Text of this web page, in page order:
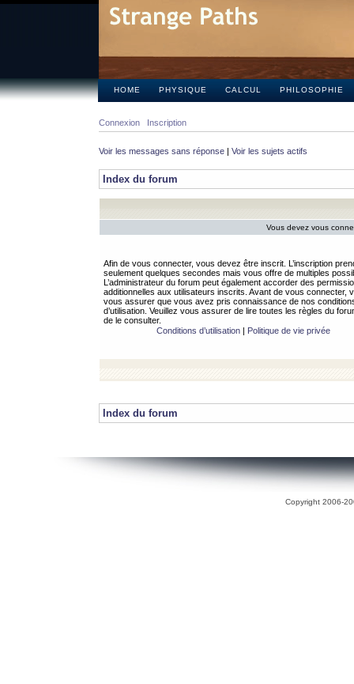
HOME PHYSIQUE CALCUL PHILOSOPHIE
Connexion Inscription
Voir les messages sans réponse | Voir les sujets actifs
Index du forum
Vous devez vous
Afin de vous connecter, vous devez être inscrit. L’inscription
seulement quelques secondes mais vous offre de multiples
L’administrateur du forum peut également accorder des
additionnelles aux utilisateurs inscrits. Avant de vous connecter,
vous assurer que vous avez pris connaissance de nos
d’utilisation. Veuillez vous assurer de lire toutes les règles du
de le consulter.
Conditions d’utilisation| Politique de vie privée
Index du forum
Copyright 2006-